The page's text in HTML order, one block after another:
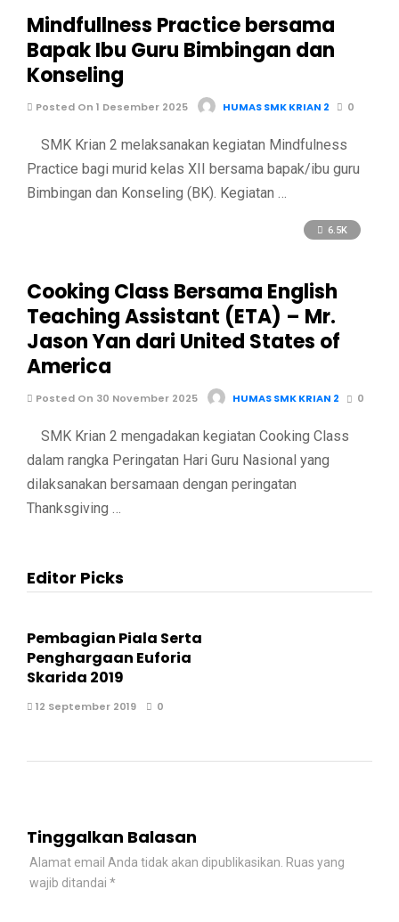
Mindfullness Practice bersama
Bapak Ibu Guru Bimbingan dan
Konseling
Posted On 1 Desember 2025 HUMAS SMK KRIAN 2 0
SMK Krian 2 melaksanakan kegiatan Mindfulness
Practice bagi murid kelas XII bersama bapak/ibu guru
Bimbingan dan Konseling (BK). Kegiatan …
6.5K
Cooking Class Bersama English
Teaching Assistant (ETA) – Mr.
Jason Yan dari United States of
America
Posted On 30 November 2025 HUMAS SMK KRIAN 2 0
SMK Krian 2 mengadakan kegiatan Cooking Class
dalam rangka Peringatan Hari Guru Nasional yang
dilaksanakan bersamaan dengan peringatan
Thanksgiving …
Editor Picks
Pembagian Piala Serta
Penghargaan Euforia
Skarida 2019
12 September 2019 0
Tinggalkan Balasan
Alamat email Anda tidak akan dipublikasikan. Ruas yang
wajib ditandai *